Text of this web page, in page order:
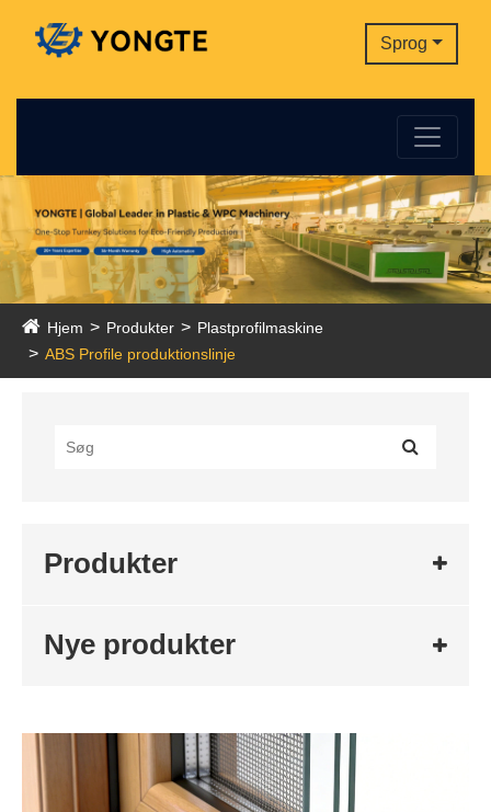
Sprog
Hjem Produkter
Plastprofilmaskine
ABS Profile produktionslinje
Produkter
Nye produkter